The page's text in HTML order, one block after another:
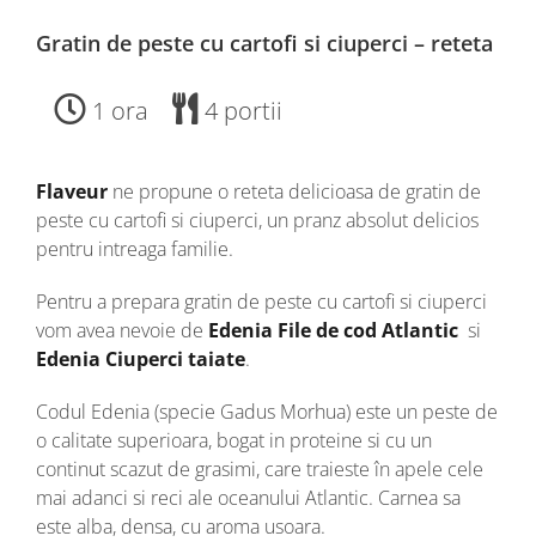
Gratin de peste cu cartofi si ciuperci – reteta
1 ora 4 portii
Flaveur ne propune o reteta delicioasa de gratin de
peste cu cartofi si ciuperci, un pranz absolut delicios
pentru intreaga familie.
Pentru a prepara gratin de peste cu cartofi si ciuperci
vom avea nevoie de Edenia File de cod Atlantic si
Edenia Ciuperci taiate.
Codul Edenia (specie Gadus Morhua) este un peste de
o calitate superioara, bogat in proteine si cu un
continut scazut de grasimi, care traieste în apele cele
mai adanci si reci ale oceanului Atlantic. Carnea sa
este alba, densa, cu aroma usoara.